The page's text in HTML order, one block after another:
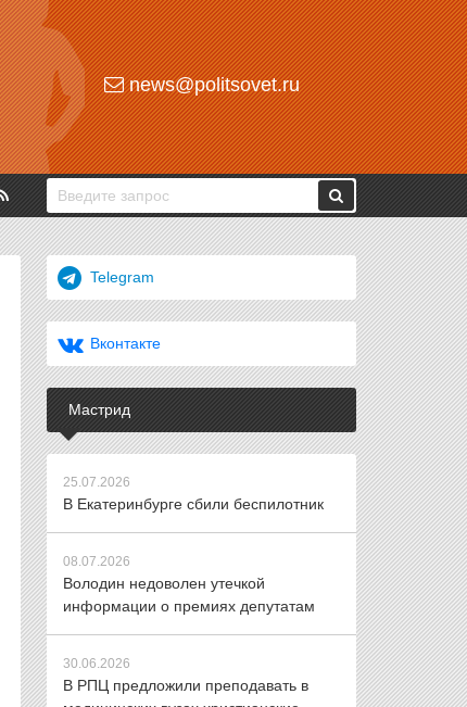
news@politsovet.ru
Telegram
Вконтакте
Мастрид
25.07.2026
В Екатеринбурге сбили беспилотник
08.07.2026
Володин недоволен утечкой
информации о премиях депутатам
30.06.2026
В РПЦ предложили преподавать в